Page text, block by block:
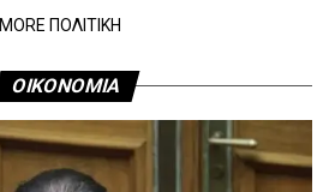
MORE ΠΟΛΙΤΙΚΗ
ΟΙΚΟΝΟΜΙΑ